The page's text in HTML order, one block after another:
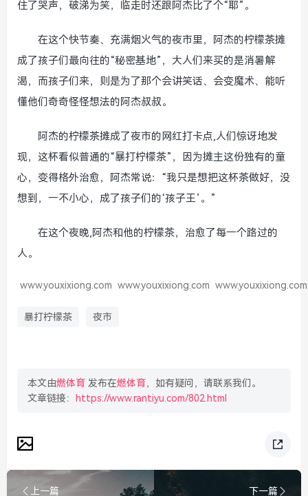
住了哭声，破涕为笑，临走时还跟阿杰比了个“耶”。
在这个快节奏、充满烟火气的夜市里，阿杰的柠檬茶摊
成了孩子们最向往的“秘密基地”，大人们来买的是消暑解
渴，而孩子们来，则是为了那个会讲笑话、会变魔术、能听
懂他们奇奇怪怪想法的阿杰叔叔。
阿杰的柠檬茶摊成了夜市的网红打卡点,人们惊讶地发
现，这杯看似普通的“暴打柠檬茶”，因为摊主这份独有的童
心，变得格外治愈，阿杰常说：“我只是想把这杯茶做好，没
想到，一不小心，成了孩子们的‘孩子王’。”
在这个夜晚,阿杰和他的柠檬茶，治愈了每一个路过的
人。
www.youxixiong.com www.youxixiong.com www.youxixiong.com
暴打柠檬茶 夜市
本文由燃体育 发布在燃体育，如有疑问，请联系我们。
文章链接：
https://www.rantiyu.com/802.html
上一篇 下一篇